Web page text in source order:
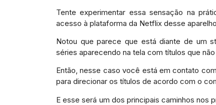
Tente experimentar essa sensação na
acesso à plataforma da Netflix desse
Notou que parece que está diante de um
séries aparecendo na tela com títulos que
Então, nesse caso você está em contato
para direcionar os títulos de acordo com o
E esse será um dos principais caminhos